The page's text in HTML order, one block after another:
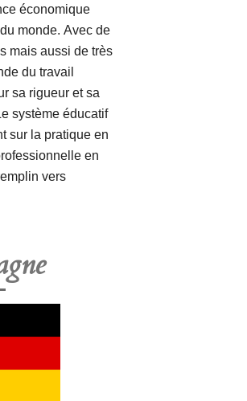
économique
monde. Avec de
mais aussi de très
du travail
sa rigueur et sa
système éducatif
sur la pratique en
en
vers